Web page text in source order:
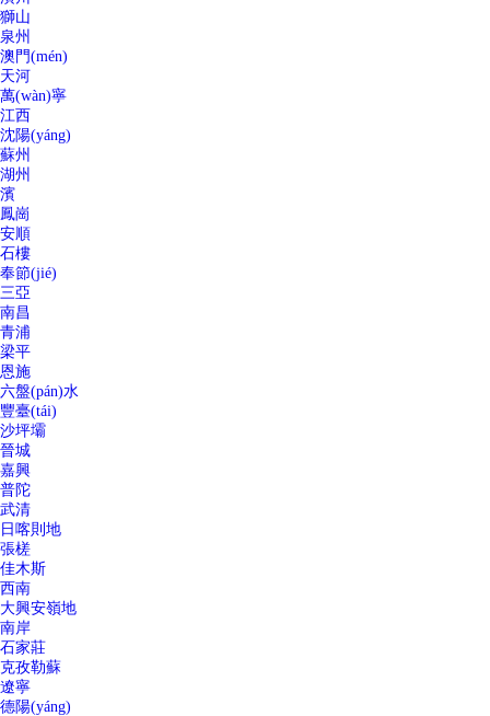
獅山
泉州
澳門(mén)
天河
萬(wàn)寧
江西
沈陽(yáng)
蘇州
湖州
濱
鳳崗
安順
石樓
奉節(jié)
三亞
南昌
青浦
梁平
恩施
六盤(pán)水
豐臺(tái)
沙坪壩
晉城
嘉興
普陀
武清
日喀則地
張槎
佳木斯
西南
大興安嶺地
南岸
石家莊
克孜勒蘇
遼寧
德陽(yáng)